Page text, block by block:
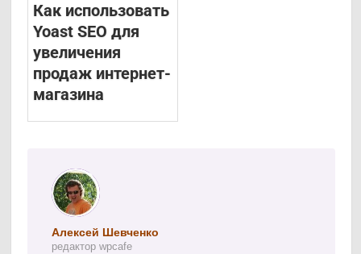
Как использовать
Yoast SEO для
увеличения
продаж интернет-
магазина
Алексей Шевченко
редактор wpcafe